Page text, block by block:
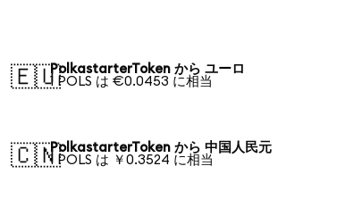
🇪🇺PolkastarterToken から ユーロ
1 POLS は €0.0453 に相当
🇨🇳PolkastarterToken から 中国人民元
1 POLS は ￥0.3524 に相当